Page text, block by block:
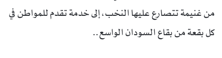
من غنيمة تتصارع عليها النخب، إلى خدمة تقدم للمواطن في
كل بقعة من بقاع السودان الواسع..